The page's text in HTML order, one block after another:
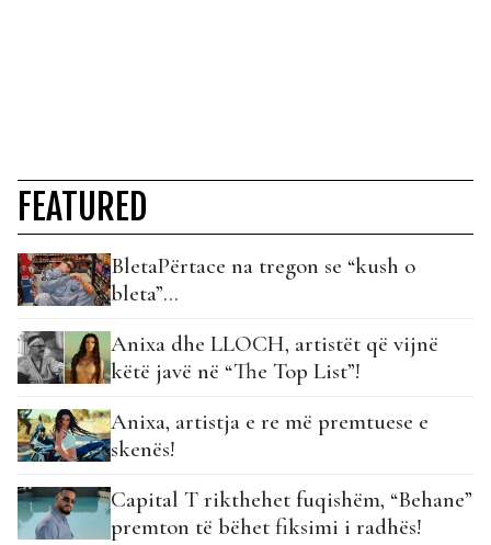
FEATURED
BletaPërtace na tregon se “kush o
bleta”…
Anixa dhe LLOCH, artistët që vijnë
këtë javë në “The Top List”!
Anixa, artistja e re më premtuese e
skenës!
Capital T rikthehet fuqishëm, “Behane”
premton të bëhet fiksimi i radhës!